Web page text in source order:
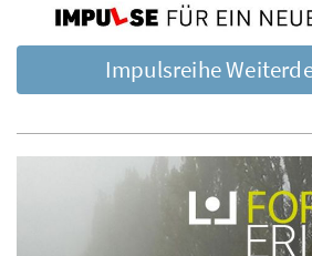
Impulsreihe